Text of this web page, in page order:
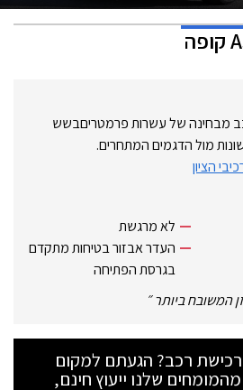
מבחינה של עשרות פרמטריםבשש
מול הדגמים המתחרים.
הציון
לא מרגשת
העדר אבזור בטיחות מתקדם
בגרסת הפתיחה
המשובח ביותר״
רכב? הגעתם למקום
שלנו ייעוץ חינם,